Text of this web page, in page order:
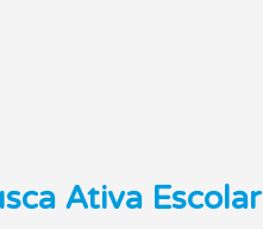
Ativa Escolar